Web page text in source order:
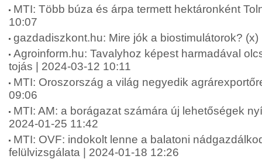
MTI: Több búza és árpa termett hektáronként
10:07
gazdadiszkont.hu: Mire jók a biostimulátorok?
Agroinform.hu: Tavalyhoz képest harmadával
tojás | 2024-03-12 10:11
MTI: Oroszország a világ negyedik
09:06
MTI: AM: a borágazat számára új lehetőségek
2024-01-25 11:42
MTI: OVF: indokolt lenne a balatoni
felülvizsgálata | 2024-01-18 12:26